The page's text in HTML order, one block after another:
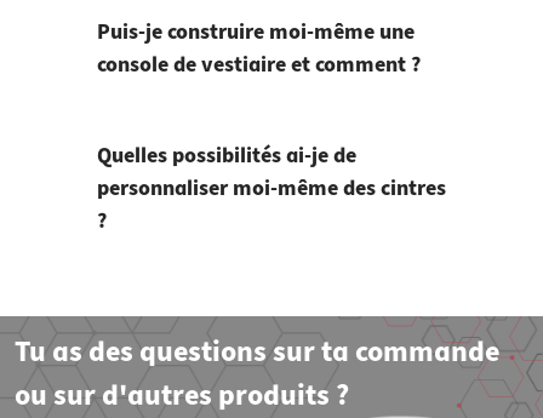
Puis-je construire moi-même une
console de vestiaire et comment ?
Quelles possibilités ai-je de
personnaliser moi-même des cintres
?
Tu as des questions sur ta commande
ou sur d'autres produits ?